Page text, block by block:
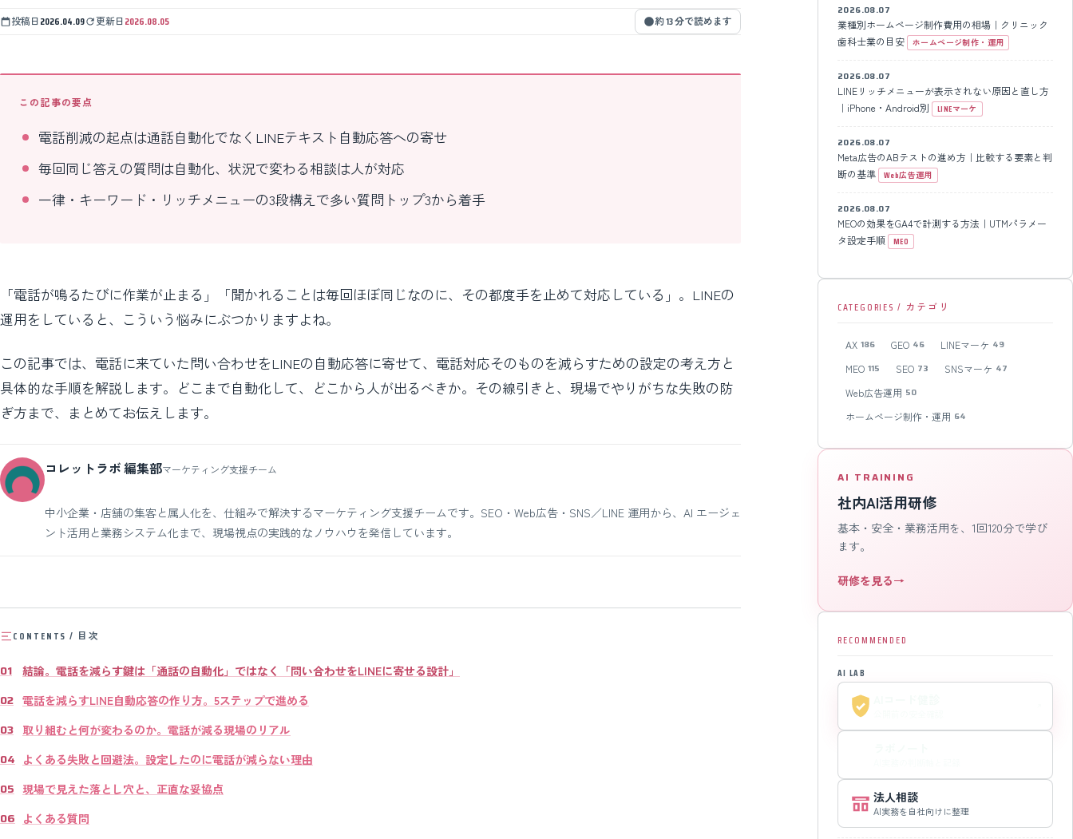
投稿日2026.04.09 更新日2026.08.05 約 13 分で読めます
この記事の要点
電話削減の起点は通話自動化でなくLINEテキスト自動応答への寄せ
毎回同じ答えの質問は自動化、状況で変わる相談は人が対応
一律・キーワード・リッチメニューの3段構えで多い質問トップ3から着手
「電話が鳴るたびに作業が止まる」「聞かれることは毎回ほぼ同じなのに、その都度手を止めて対応している」。LINEの
運用をしていると、こういう悩みにぶつかりますよね。
この記事では、電話に来ていた問い合わせをLINEの自動応答に寄せて、電話対応そのものを減らすための設定の考え方と
具体的な手順を解説します。どこまで自動化して、どこから人が出るべきか。その線引きと、現場でやりがちな失敗の防
ぎ方まで、まとめてお伝えします。
コレットラボ 編集部マーケティング支援チーム
中小企業・店舗の集客と属人化を、仕組みで解決するマーケティング支援チームです。SEO・Web広告・SNS／LINE 運用から、AI エージェ
ント活用と業務システム化まで、現場視点の実践的なノウハウを発信しています。
CONTENTS / 目次
結論。電話を減らす鍵は「通話の自動化」ではなく「問い合わせをLINEに寄せる設計」
電話を減らすLINE自動応答の作り方。5ステップで進める
取り組むと何が変わるのか。電話が減る現場のリアル
よくある失敗と回避法。設定したのに電話が減らない理由
現場で見えた落とし穴と、正直な妥協点
よくある質問
2026.08.07
業種別ホームページ制作費用の相場｜クリニック
歯科士業の目安
ホームページ制作・運用
2026.08.07
LINEリッチメニューが表示されない原因と直し方
｜iPhone・Android別
LINEマーケ
2026.08.07
Meta広告のABテストの進め方｜比較する要素と判
断の基準
Web広告運用
2026.08.07
MEOの効果をGA4で計測する方法｜UTMパラメー
タ設定手順
MEO
CATEGORIES / カテゴリ
AX 186 GEO 46 LINEマーケ 49
MEO 115 SEO 73 SNSマーケ 47
Web広告運用 50
ホームページ制作・運用 64
AI TRAINING
社内AI活用研修
基本・安全・業務活用を、1回120分で学び
ます。
研修を見る→
RECOMMENDED
AI LAB
法人相談
AI実務を自社向けに整理